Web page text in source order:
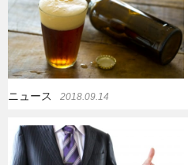
ニュース 2018.09.14